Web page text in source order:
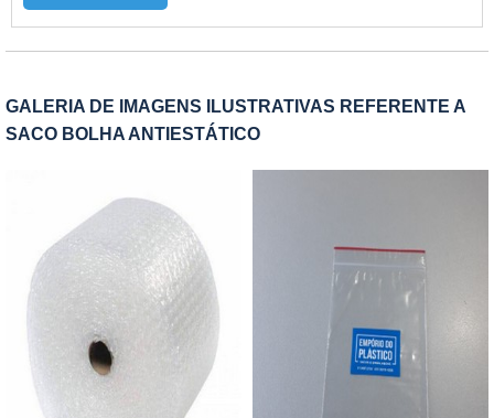
GALERIA DE IMAGENS ILUSTRATIVAS REFERENTE A
SACO BOLHA ANTIESTÁTICO